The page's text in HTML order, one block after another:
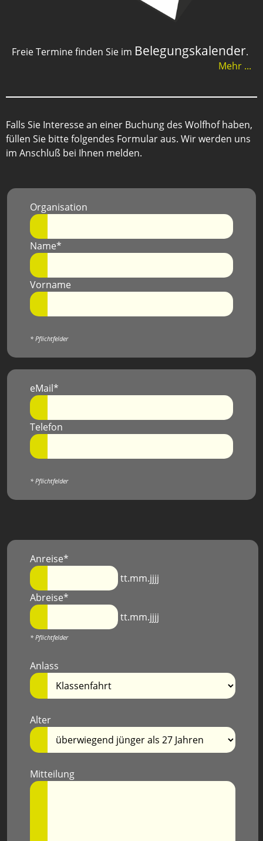
Freie Termine finden Sie im Belegungskalender.
Mehr ...
Falls Sie Interesse an einer Buchung des Wolfhof haben,
füllen Sie bitte folgendes Formular aus. Wir werden uns
im Anschluß bei Ihnen melden.
Organisation
Name*
Vorname
* Pflichtfelder
eMail*
Telefon
* Pflichtfelder
Anreise*
tt.mm.jjjj
Abreise*
tt.mm.jjjj
* Pflichtfelder
Anlass
Alter
Mitteilung